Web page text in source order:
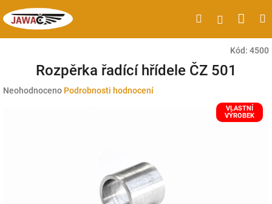
na
obsah
HledatPřihlášení
Kód: 4500
Rozpěrka řadící hřídele ČZ 501
Průměrné
Neohodnoceno Podrobnosti hodnocení
VLASTNÍ
VÝROBEK